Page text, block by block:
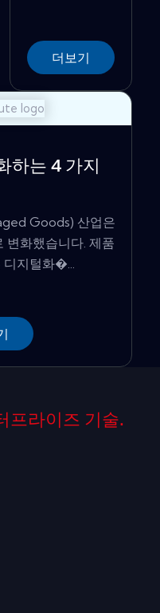
더보기
하는 4 가지
Goods) 산업은
변화했습니다. 제품
디지털화�...
프라이즈 기술.